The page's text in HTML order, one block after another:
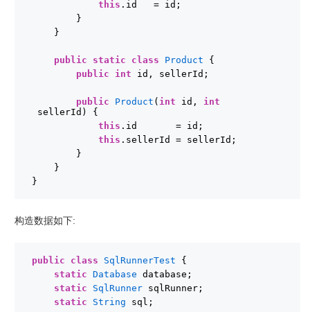
this .id   = id;
}
}
public static class Product
{
public
int id, sellerId;
public Product ( int id, int
sellerId) {
this .id       = id;
this .sellerId = sellerId;
}
}
}
构造数据如下:
public class SqlRunnerTest
{
static
Database
database;
static
SqlRunner sqlRunner;
static
String sql;